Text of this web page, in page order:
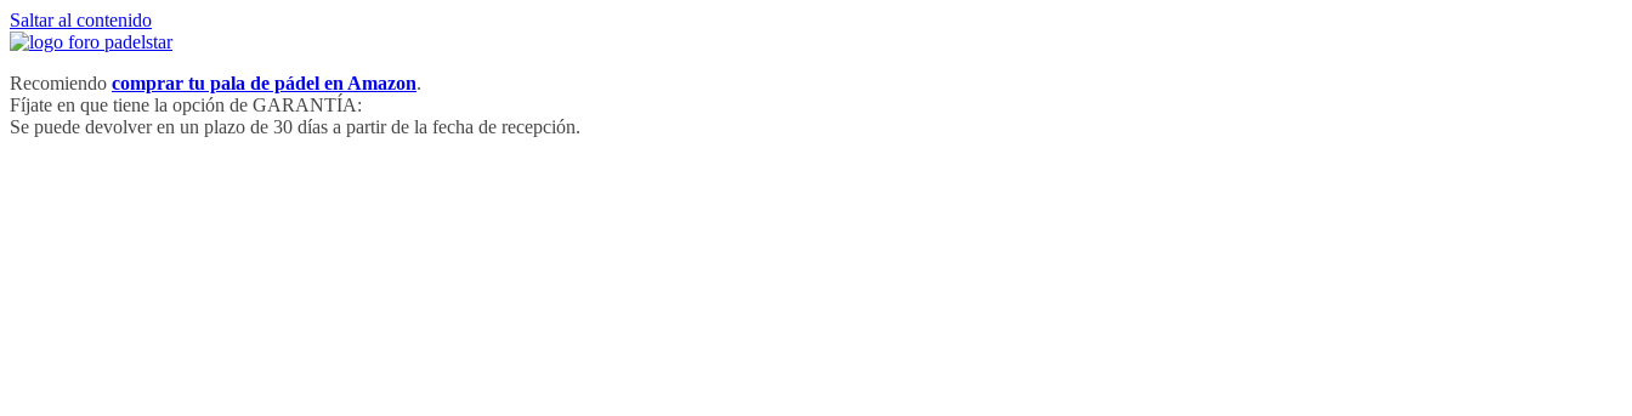
Saltar al contenido
Recomiendo comprar tu pala de pádel en Amazon.
Fíjate en que tiene la opción de GARANTÍA:
Se puede devolver en un plazo de 30 días a partir de la fecha de recepción.